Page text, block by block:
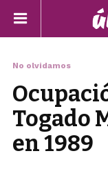
No olvidamos
Togado
en 1989